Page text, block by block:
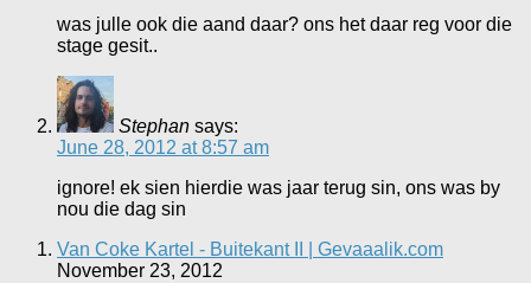
was julle ook die aand daar? ons het daar reg voor die
stage gesit..
Stephan says:
June 28, 2012 at 8:57 am
ignore! ek sien hierdie was jaar terug sin, ons was by
nou die dag sin
Van Coke Kartel - Buitekant II | Gevaaalik.com
November 23, 2012